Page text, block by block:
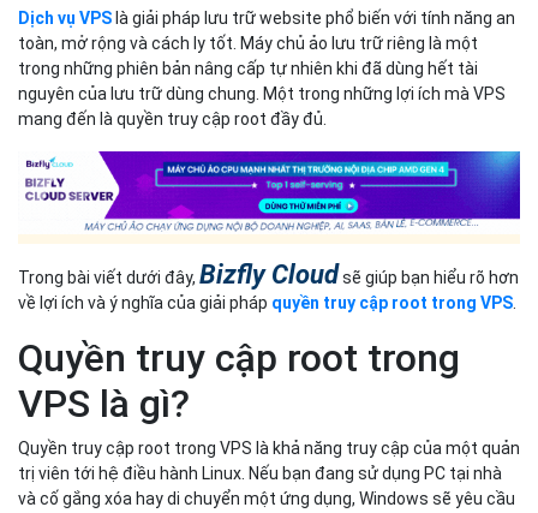
Dịch vụ VPS là giải pháp lưu trữ website phổ biến với tính năng an
toàn, mở rộng và cách ly tốt. Máy chủ ảo lưu trữ riêng là một
trong những phiên bản nâng cấp tự nhiên khi đã dùng hết tài
nguyên của lưu trữ dùng chung. Một trong những lợi ích mà VPS
mang đến là quyền truy cập root đầy đủ.
Trong bài viết dưới đây, Bizfly Cloudsẽ giúp bạn hiểu rõ hơn
về lợi ích và ý nghĩa của giải pháp quyền truy cập root trong VPS
Quyền truy cập root trong
VPS là gì?
Quyền truy cập root trong VPS là khả năng truy cập của một quản
trị viên tới hệ điều hành Linux. Nếu bạn đang sử dụng PC tại nhà
và cố gắng xóa hay di chuyển một ứng dụng, Windows sẽ yêu cầu